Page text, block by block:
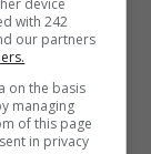
with 242
our partners
on the basis
managing
of this page
in privacy